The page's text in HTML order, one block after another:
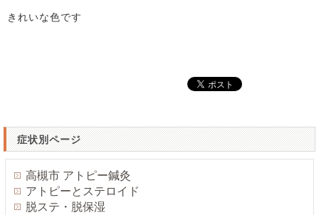
きれいな色です
症状別ページ
高槻市 アトピー鍼灸
アトピーとステロイド
脱ステ・脱保湿